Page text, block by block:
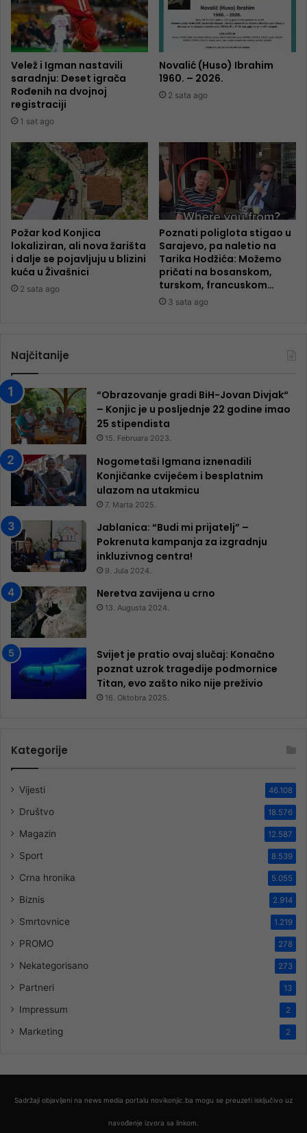
Velež i Igman nastavili
saradnju: Deset igrača
Rođenih na dvojnoj
registraciji
1 sat ago
Novalić (Huso) Ibrahim
1960. – 2026.
2 sata ago
Požar kod Konjica
lokaliziran, ali nova žarišta
i dalje se pojavljuju u blizini
kuća u Živašnici
2 sata ago
Poznati poliglota stigao u
Sarajevo, pa naletio na
Tarika Hodžića: Možemo
pričati na bosanskom,
turskom, francuskom…
3 sata ago
Najčitanije
“Obrazovanje gradi BiH-Jovan Divjak“
– Konjic je u posljednje 22 godine imao
25 ​​stipendista
15. Februara 2023.
Nogometaši Igmana iznenadili
Konjičanke cvijećem i besplatnim
ulazom na utakmicu
7. Marta 2025.
Jablanica: “Budi mi prijatelj” –
Pokrenuta kampanja za izgradnju
inkluzivnog centra!
9. Jula 2024.
Neretva zavijena u crno
13. Augusta 2024.
Svijet je pratio ovaj slučaj: Konačno
poznat uzrok tragedije podmornice
Titan, evo zašto niko nije preživio
16. Oktobra 2025.
Kategorije
Vijesti 46.108
Društvo 18.576
Magazin 12.587
Sport 8.539
Crna hronika 5.055
Biznis 2.914
Smrtovnice 1.219
PROMO 278
Nekategorisano 273
Partneri 13
Impressum 2
Marketing 2
Sadržaji objavljeni na news media portalu novikonjic.ba mogu se preuzeti isključivo uz
navođenje izvora sa linkom.